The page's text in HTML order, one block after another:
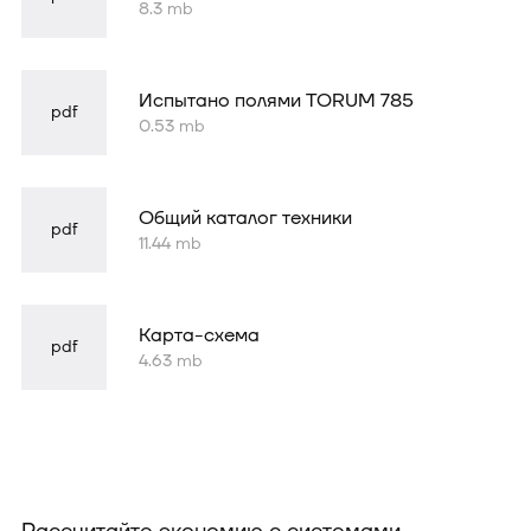
8.3 mb
pdf Испытано полями TORUM 785
0.53 mb
pdf Общий каталог техники
11.44 mb
pdf Карта-схема
4.63 mb